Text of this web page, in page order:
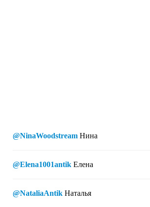
@NinaWoodstream Нина
@Elena1001antik Елена
@NataliaAntik Наталья